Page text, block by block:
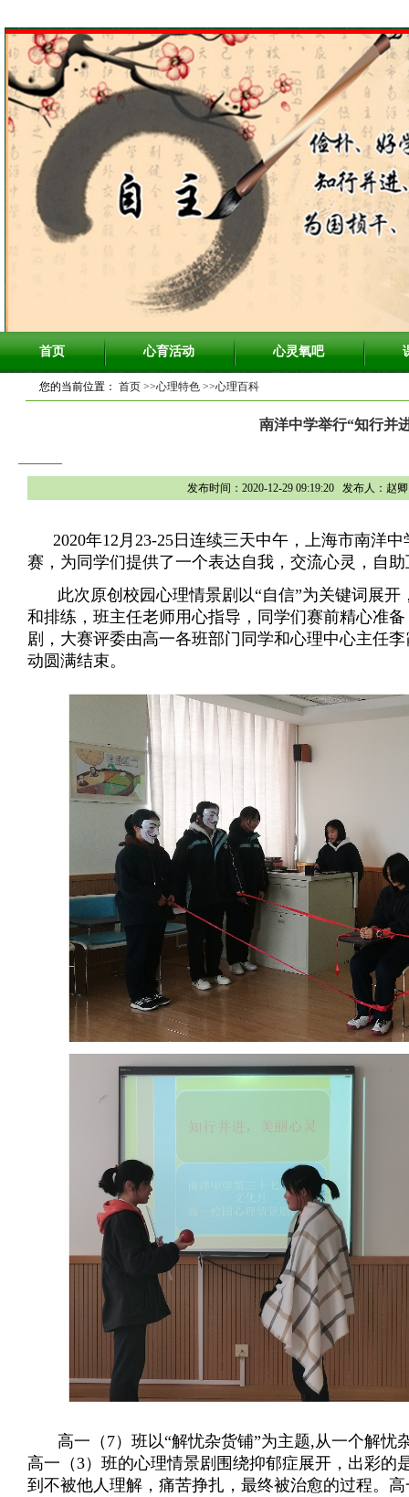
首页 心育活动 心灵氧吧
您的当前位置： 首页 >>心理特色 >>心理百科
南洋中学举行“知行并
————
发布时间：2020-12-29 09:19:20 发布人：
2020年12月23-25日连续三天中午，上海市南洋
赛，为同学们提供了一个表达自我，交流心灵，自
此次原创校园心理情景剧以“自信”为关键词展
和排练，班主任老师用心指导，同学们赛前精心准
剧，大赛评委由高一各班部门同学和心理中心主任
动圆满结束。
高一（7）班以“解忧杂货铺”为主题,从一个解忧
高一（3）班的心理情景剧围绕抑郁症展开 ，出彩的
到不被他人理解，痛苦挣扎，最终被治愈的过程。